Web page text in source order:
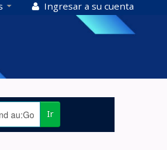
Ingresar a su cuenta
Ir